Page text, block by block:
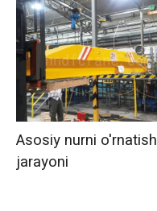
Asosiy nurni o'rnatish
jarayoni